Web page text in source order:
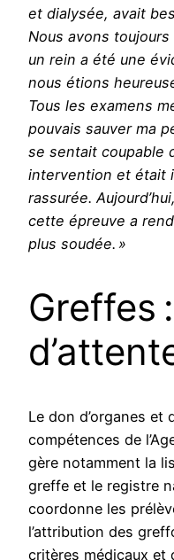
et dialysée, avait
Nous avons
un rein a été une
nous étions
Tous les examens
pouvais sauver ma
se sentait coupable
intervention et était
rassurée.
cette épreuve a
plus soudée. »
Greffes
Le don d’organes et
compétences de
gère notamment la
greffe et le registre
coordonne les
l’attribution des
critères médicaux et